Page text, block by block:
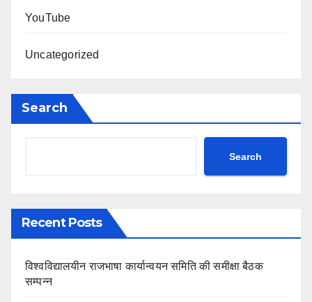
YouTube
Uncategorized
Search
Search
Recent Posts
विश्वविद्यालयीन राजभाषा कार्यान्वयन समिति की समीक्षा बैठक
सम्पन्न